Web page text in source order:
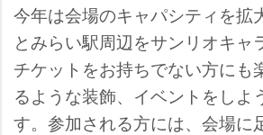
今年は会場のキャパシティを拡
とみらい駅周辺をサンリオキャ
チケットをお持ちでない方にも
るような装飾、イベントをしよ
す。参加される方には、会場に